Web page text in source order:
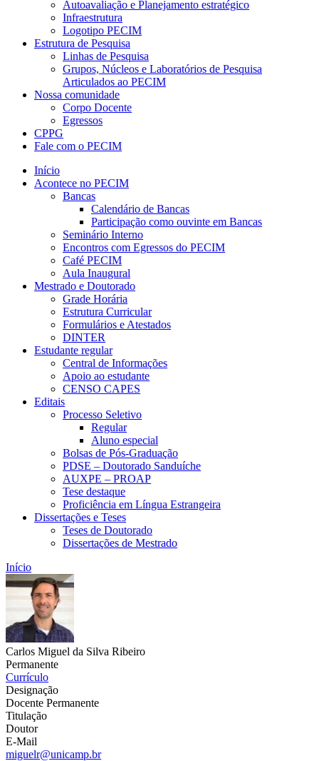
Autoavaliação e Planejamento estratégico
Infraestrutura
Logotipo PECIM
Estrutura de Pesquisa
Linhas de Pesquisa
Grupos, Núcleos e Laboratórios de Pesquisa
Articulados ao PECIM
Nossa comunidade
Corpo Docente
Egressos
CPPG
Fale com o PECIM
Início
Acontece no PECIM
Bancas
Calendário de Bancas
Participação como ouvinte em Bancas
Seminário Interno
Encontros com Egressos do PECIM
Café PECIM
Aula Inaugural
Mestrado e Doutorado
Grade Horária
Estrutura Curricular
Formulários e Atestados
DINTER
Estudante regular
Central de Informações
Apoio ao estudante
CENSO CAPES
Editais
Processo Seletivo
Regular
Aluno especial
Bolsas de Pós-Graduação
PDSE – Doutorado Sanduíche
AUXPE – PROAP
Tese destaque
Proficiência em Língua Estrangeira
Dissertações e Teses
Teses de Doutorado
Dissertações de Mestrado
Início
Carlos Miguel da Silva Ribeiro
Permanente
Currículo
Designação
Docente Permanente
Titulação
Doutor
E-Mail
miguelr@unicamp.br